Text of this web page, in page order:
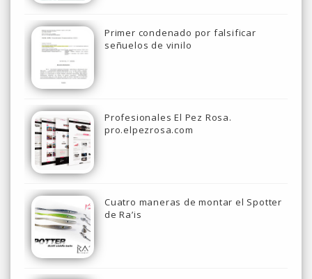
Primer condenado por falsificar
señuelos de vinilo
Profesionales El Pez Rosa.
pro.elpezrosa.com
Cuatro maneras de montar el Spotter
de Ra’is